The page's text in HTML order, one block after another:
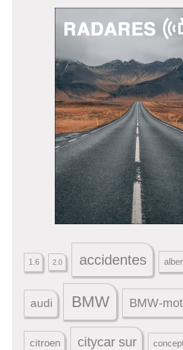
1.6 2.0 accidentes
audi BMW BMW-
citroen citycar sur